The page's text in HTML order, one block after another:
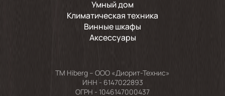
Умный дом
Климатическая техника
Винные шкафы
Аксессуары
TM Hiberg – ООО «Диорит-Технис»
ИНН - 6147022893
ОГРН - 1046147000437